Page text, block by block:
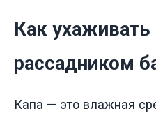
Как ухаживать
рассадником
Капа — это влажная